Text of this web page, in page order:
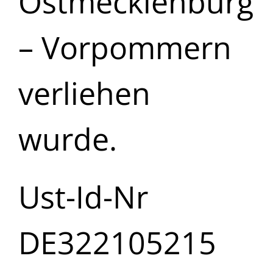
– Vorpommern
verliehen
wurde.
Ust-Id-Nr
DE322105215